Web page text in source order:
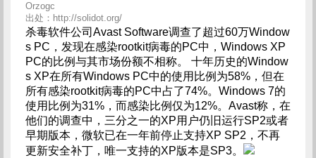
Orzogc
出处：http://solidot.org/
杀毒软件公司Avast Software调查了超过60万Window
s PC，发现在感染rootkit病毒的PC中，Windows XP
PC的比例与其市场份额不相称。 十年历史的Window
s XP在所有Windows PC中的使用比例为58%，但在
所有感染rootkit病毒的PC中占了74%。Windows 7的
使用比例为31%，而感染比例仅为12%。Avast称，在
他们的调查中，三分之一的XP用户仍旧运行SP2或者
早期版本，微软已在一年前停止支持XP SP2，不再
更新安全补丁，唯一支持的XP版本是SP3。